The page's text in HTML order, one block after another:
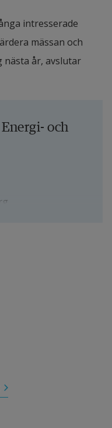
intresserade
mässan och
år, avslutar
och
& Hultmark AB